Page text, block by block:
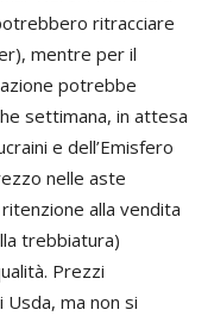
ritracciare
mentre per il
potrebbe
settimana, in attesa
e dell’Emisfero
nelle aste
alla vendita
trebbiatura)
Prezzi
ma non si